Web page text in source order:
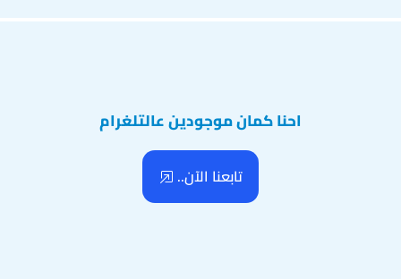
احنا كمان موجودين عالتلغرام
تابعنا الآن..